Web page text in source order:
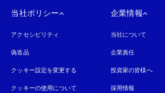
当社ポリシー
アクセシビリティ
新しいタブに表示されます
偽造品新しいタブに表示されます
クッキー設定を変更する
クッキーの使用について
企業情報
当社について
企業責任
投資家の皆様へ
採用情報